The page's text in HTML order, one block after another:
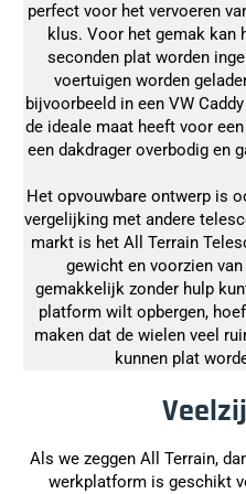
perfect voor het vervoeren
klus. Voor het gemak kan
seconden plat worden
voertuigen worden
bijvoorbeeld in een VW
de ideale maat heeft voor
een dakdrager overbodig en
Het opvouwbare ontwerp is
vergelijking met andere
markt is het All Terrain
gewicht en voorzien
gemakkelijk zonder hulp
platform wilt opbergen,
maken dat de wielen veel
kunnen plat
Als we zeggen All Terrain,
werkplatform is geschikt